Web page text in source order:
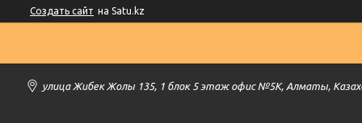
Создать сайт на Satu.kz
улица Жибек Жолы 135, 1 блок 5 этаж офис №5К, Алматы,